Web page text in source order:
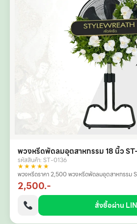
พวงหรีดพัดลมอุตสาหกรรม 18 นิ้ว
รหัสสินค้า: ST-0136
★★★★★
พวงหรีดราคา 2,500 พวงหรีดพัดลมอุตสาหกรร
2,500.-
สั่งซื้อผ่าน